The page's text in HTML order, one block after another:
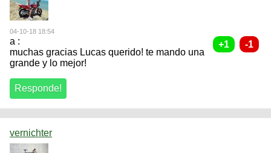
04-10-18 18:54
a :
muchas gracias Lucas querido! te mando una
grande y lo mejor!
vernichter